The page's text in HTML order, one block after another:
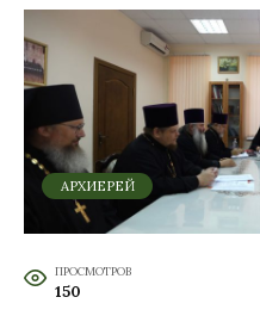
АРХИЕРЕЙ
ПРОСМОТРОВ
150